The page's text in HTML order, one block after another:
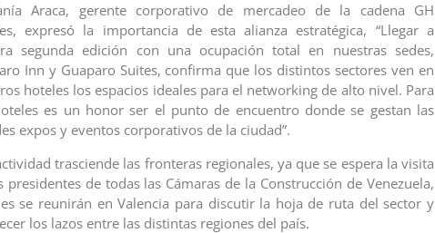
Araca, gerente corporativo de mercadeo de la cadena GH
expresó la importancia de esta alianza estratégica, “Llegar a
segunda edición con una ocupación total en nuestras sedes,
Inn y Guaparo Suites, confirma que los distintos sectores ven en
hoteles los espacios ideales para el networking de alto nivel. Para
es un honor ser el punto de encuentro donde se gestan las
expos y eventos corporativos de la ciudad”.
trasciende las fronteras regionales, ya que se espera la visita
presidentes de todas las Cámaras de la Construcción de Venezuela,
se reunirán en Valencia para discutir la hoja de ruta del sector y
los lazos entre las distintas regiones del país.